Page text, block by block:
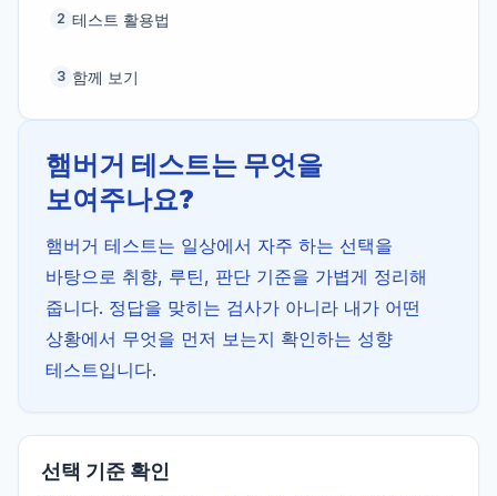
2 테스트 활용법
3 함께 보기
햄버거 테스트는 무엇을
보여주나요?
햄버거 테스트는 일상에서 자주 하는 선택을
바탕으로 취향, 루틴, 판단 기준을 가볍게 정리해
줍니다. 정답을 맞히는 검사가 아니라 내가 어떤
상황에서 무엇을 먼저 보는지 확인하는 성향
테스트입니다.
선택 기준 확인